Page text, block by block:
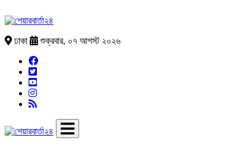
ঢাকা শুক্রবার, ০৭ আগস্ট ২০২৬